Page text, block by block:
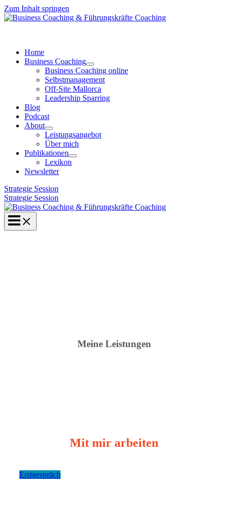
Zum Inhalt springen
Home
Business Coaching
Business Coaching online
Selbstmanagement
Off-Site Mallorca
Leadership Sparring
Blog
Podcast
About
Leistungsangebot
Über mich
Publikationen
Lexikon
Newsletter
Strategie Session
Strategie Session
Meine Leistungen
Mit mir arbeiten
Erstgespräch